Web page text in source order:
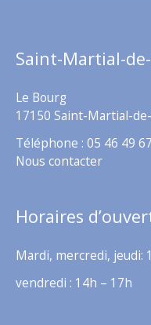
Saint-Martial-
Le Bourg
17150 Saint-Martial-
Téléphone : 05 46 49
Nous contacter
Horaires
Mardi, mercredi, jeudi:
vendredi : 14h – 17h